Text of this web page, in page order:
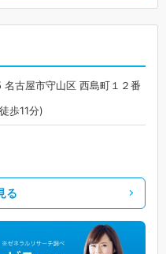
古屋市守山区 西島町１２番
歩11分)
る